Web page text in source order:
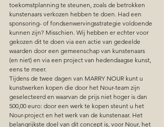
toekomstplanning te steunen, zoals de betrokken
kunstenaars verkozen hebben te doen. Had een
sponsoring- of fondsenwervingsstrategie voldoende
kunnen zijn? Misschien. Wij hebben er echter voor
gekozen dit te doen via een actie van gedeelde
waarden door een gemeenschap van kunstenaars
(en niet) en via een project van hedendaagse kunst,
eens te meer.
Tijdens de twee dagen van MARRY NOUR kunt u
kunstwerken kopen die door het Nour-team zijn
geselecteerd en waarvan de prijs niet hoger is dan
500,00 euro: door een werk te kopen steunt u het
Nour-project en het werk van de kunstenaar. Het
belangrijkste doel van dit concept is, voor Nour, het